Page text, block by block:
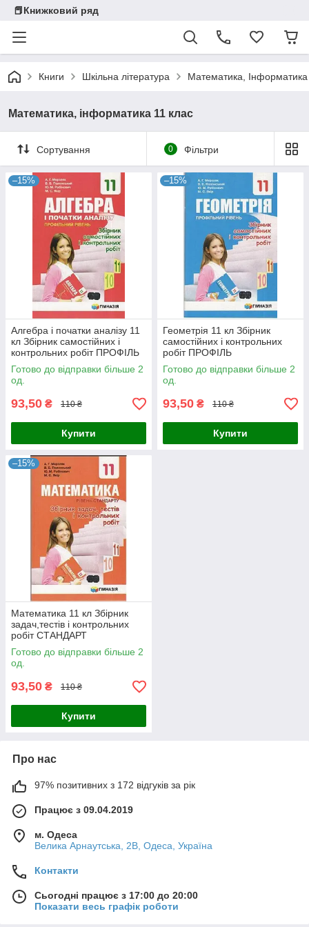
📕Книжковий ряд
Книги Шкільна література Математика, Інформатика
Математика, інформатика 11 клас
Сортування 0 Фільтри
–15%
Алгебра і початки аналізу 11
кл Збірник самостійних і
контрольних робіт ПРОФІЛЬ
Готово до відправки більше 2
од.
93,50 ₴ 110 ₴
Купити
–15%
Геометрія 11 кл Збірник
самостійних і контрольних
робіт ПРОФІЛЬ
Готово до відправки більше 2
од.
93,50 ₴ 110 ₴
Купити
–15%
Математика 11 кл Збірник
задач,тестів і контрольних
робіт СТАНДАРТ
Готово до відправки більше 2
од.
93,50 ₴ 110 ₴
Купити
Про нас
97% позитивних з 172 відгуків за рік
Працює з 09.04.2019
м. Одеса
Велика Арнаутська, 2В, Одеса, Україна
Контакти
Сьогодні працює з 17:00 до 20:00
Показати весь графік роботи